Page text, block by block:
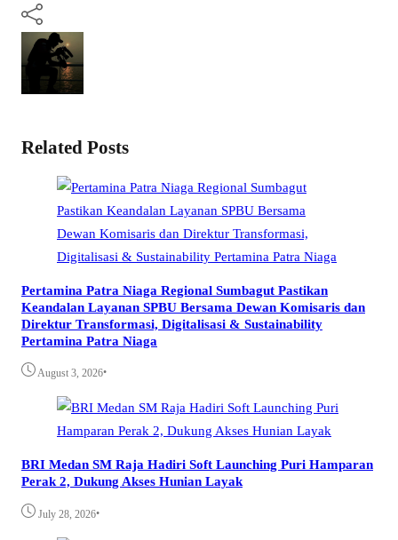
Related Posts
Pertamina Patra Niaga Regional Sumbagut Pastikan
Keandalan Layanan SPBU Bersama Dewan Komisaris dan
Direktur Transformasi, Digitalisasi & Sustainability
Pertamina Patra Niaga
August 3, 2026•
BRI Medan SM Raja Hadiri Soft Launching Puri Hamparan
Perak 2, Dukung Akses Hunian Layak
July 28, 2026•